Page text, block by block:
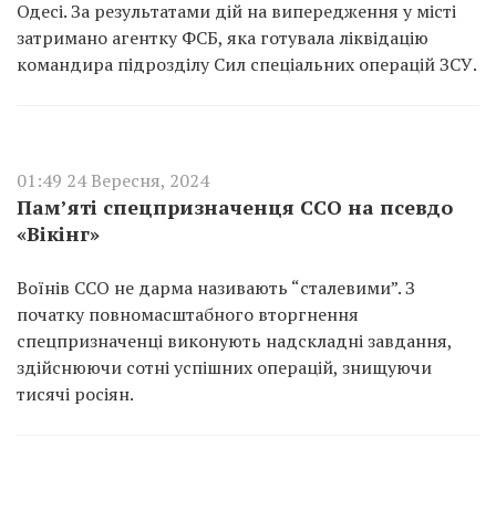
Одесі. За результатами дій на випередження у місті
затримано агентку ФСБ, яка готувала ліквідацію
командира підрозділу Сил спеціальних операцій ЗСУ.
01:49 24 Вересня, 2024
Пам’яті спецпризначенця ССО на псевдо
«Вікінг»
Воїнів ССО не дарма називають “сталевими”. З
початку повномасштабного вторгнення
спецпризначенці виконують надскладні завдання,
здійснюючи сотні успішних операцій, знищуючи
тисячі росіян.